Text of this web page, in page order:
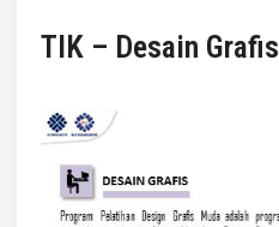
TIK – Desain Grafis